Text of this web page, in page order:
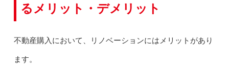
るメリット・デメリット
不動産購入において、リノベーションにはメリットがあり
ます。